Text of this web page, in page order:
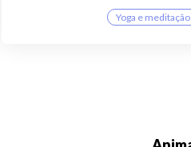
Yoga e meditação